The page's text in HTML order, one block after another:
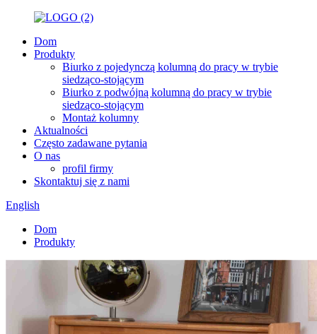
Dom
Produkty
Biurko z pojedynczą kolumną do pracy w trybie
siedząco-stojącym
Biurko z podwójną kolumną do pracy w trybie
siedząco-stojącym
Montaż kolumny
Aktualności
Często zadawane pytania
O nas
profil firmy
Skontaktuj się z nami
English
Dom
Produkty